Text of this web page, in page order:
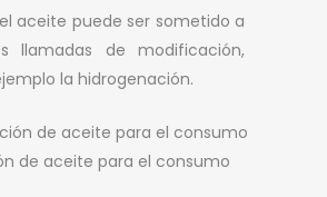
aceite puede ser sometido a
llamadas de modificación,
la hidrogenación.
de aceite para el consumo